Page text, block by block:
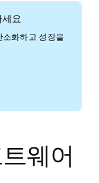
요
화하고 성장을
웨어